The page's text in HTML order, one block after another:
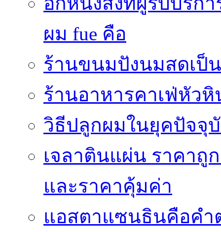
ผม fue คือ
ร้านขนมปังนมสดเป็
ร้านอาหารคาเฟ่หัว
วิธีปลูกผมในยุคปัจจุ
เจลาตินแผ่น ราคาถู
และราคาคุ้มค่า
แอสตาแซนธินคือค